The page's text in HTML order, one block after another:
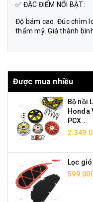
✅ ĐẶC ĐIỂM NỔI BẬT:
Độ bám cao. Đúc chìm
thẩm mỹ. Giá thành
Được mua nhiều
Bộ nồi
Honda
PCX...
Lọc gió